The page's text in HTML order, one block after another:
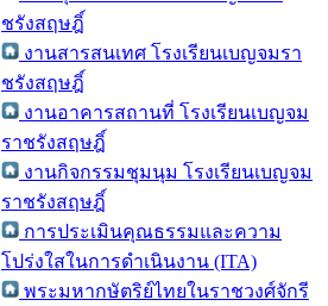
ชรังสฤษฎิ์
งานสารสนเทศ โรงเรียนเบญจมรา
ชรังสฤษฎิ์
งานอาคารสถานที่ โรงเรียนเบญจม
ราชรังสฤษฎิ์
งานกิจกรรมชุมนุม โรงเรียนเบญจม
ราชรังสฤษฎิ์
การประเมินคุณธรรมและความ
โปร่งใสในการดำเนินงาน (ITA)
พระมหากษัตริย์ไทยในราชวงศ์จักรี